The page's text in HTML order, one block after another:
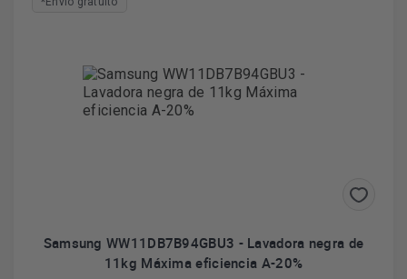
Samsung WW11DB7B94GBU3 - Lavadora negra de
11kg Máxima eficiencia A-20%